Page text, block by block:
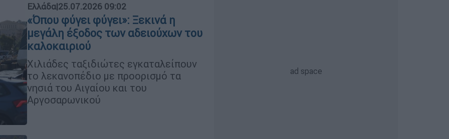
Ελλάδα|25.07.2026 09:02
«Όπου φύγει φύγει»: Ξεκινά η
μεγάλη έξοδος των αδειούχων του
καλοκαιριού
Χιλιάδες ταξιδιώτες εγκαταλείπουν
το λεκανοπέδιο με προορισμό τα
νησιά του Αιγαίου και του
Αργοσαρωνικού